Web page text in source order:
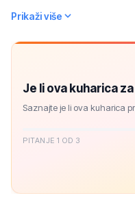
Prikaži više
Je li ova kuharica
Saznajte je li ova kuharica
PITANJE 1 OD 3